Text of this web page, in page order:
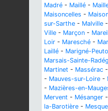
Madré - Maillé -
Maisoncelles -
sur-Sarthe - Malville -
Ville - Marçon -
Loir - Maresché -
Laillé - Marigné-
Marsais-Sainte-
Martinet - Massérac -
- Mauves-sur-Loire -
- Mazières-en-
Mervent - Mésanger -
la-Barotière -